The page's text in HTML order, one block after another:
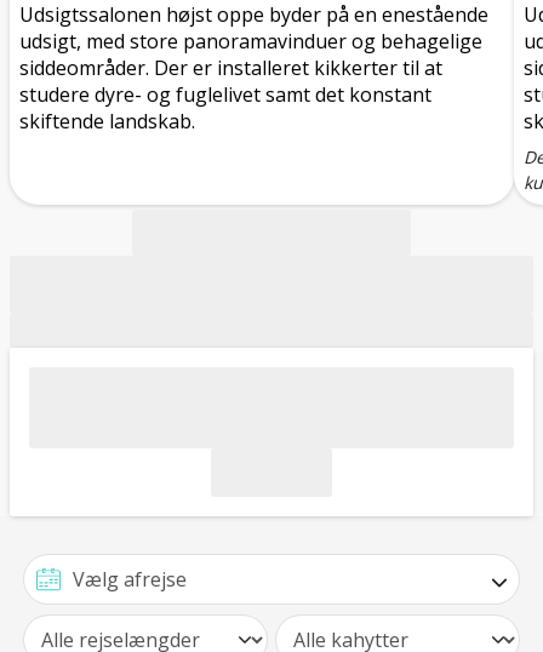
Udsigtssalonen højst oppe byder på en enestående
udsigt, med store panoramavinduer og behagelige
siddeområder. Der er installeret kikkerter til at
studere dyre- og fuglelivet samt det konstant
skiftende landskab.